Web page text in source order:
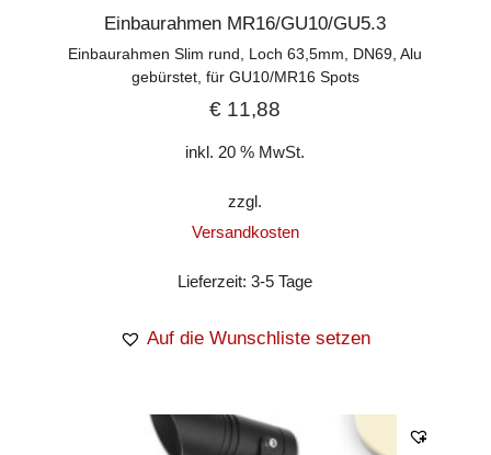
Einbaurahmen MR16/GU10/GU5.3
Einbaurahmen Slim rund, Loch 63,5mm, DN69, Alu
gebürstet, für GU10/MR16 Spots
€ 11,88
inkl. 20 % MwSt.
zzgl.
Versandkosten
Lieferzeit:3-5 Tage
Auf die Wunschliste setzen